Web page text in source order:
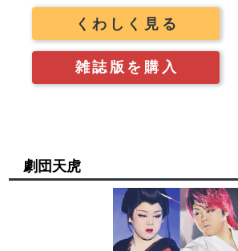
くわしく見る
雑誌版を購入
劇団天虎